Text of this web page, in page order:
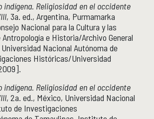
Religiosidad en el occidente
, 3a. ed., Argentina, Purmamarka
Nacional para la Cultura y las
e Historia/Archivo General
Nacional Autónoma de
Históricas/Universidad
Religiosidad en el occidente
, 2a. ed., México, Universidad Nacional
de Investigaciones